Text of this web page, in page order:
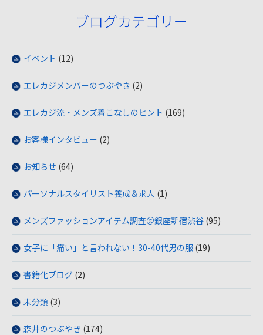
ブログカテゴリー
イベント (12)
エレカジメンバーのつぶやき (2)
エレカジ流・メンズ着こなしのヒント (169)
お客様インタビュー (2)
お知らせ (64)
パーソナルスタイリスト養成＆求人 (1)
メンズファッションアイテム調査＠銀座新宿渋谷 (95)
女子に「痛い」と言われない！30-40代男の服 (19)
書籍化ブログ (2)
未分類 (3)
森井のつぶやき (174)